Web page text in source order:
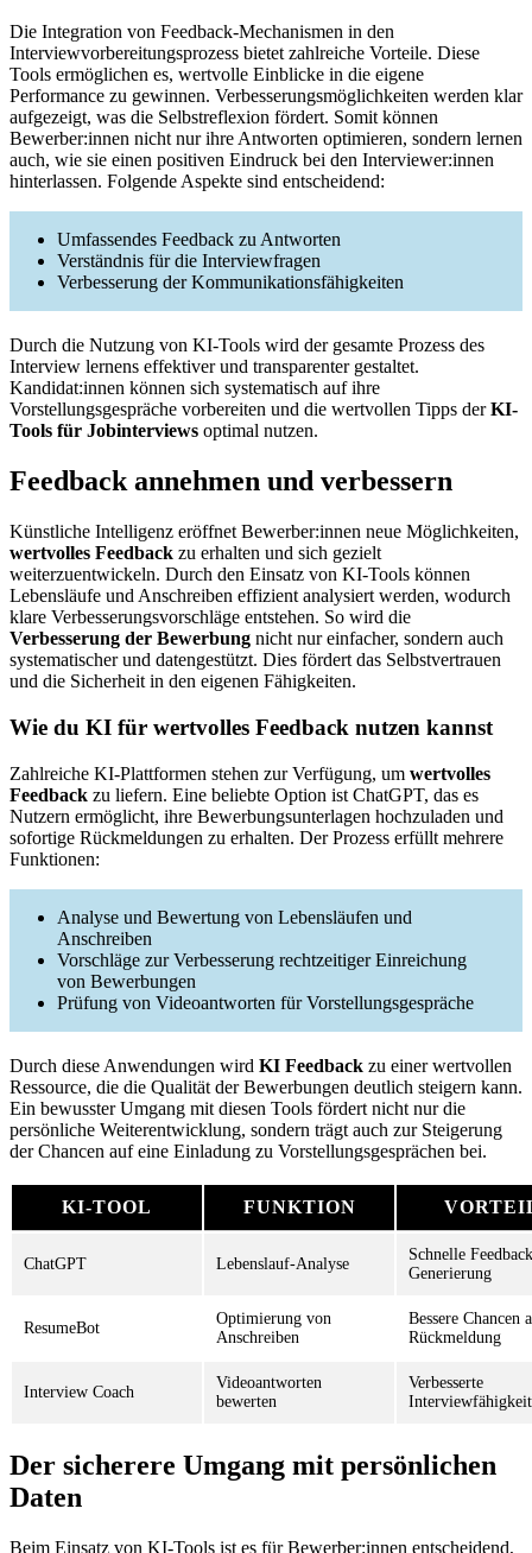
Die Integration von Feedback-Mechanismen in den
Interviewvorbereitungsprozess bietet zahlreiche Vorteile. Diese
Tools ermöglichen es, wertvolle Einblicke in die eigene
Performance zu gewinnen. Verbesserungsmöglichkeiten werden klar
aufgezeigt, was die Selbstreflexion fördert. Somit können
Bewerber:innen nicht nur ihre Antworten optimieren, sondern lernen
auch, wie sie einen positiven Eindruck bei den Interviewer:innen
hinterlassen. Folgende Aspekte sind entscheidend:
Umfassendes Feedback zu Antworten
Verständnis für die Interviewfragen
Verbesserung der Kommunikationsfähigkeiten
Durch die Nutzung von KI-Tools wird der gesamte Prozess des
Interview lernens effektiver und transparenter gestaltet.
Kandidat:innen können sich systematisch auf ihre
Vorstellungsgespräche vorbereiten und die wertvollen Tipps derKI-
Tools für Jobinterviews optimal nutzen.
Feedback annehmen und verbessern
Künstliche Intelligenz eröffnet Bewerber:innen neue Möglichkeiten,
wertvolles Feedback zu erhalten und sich gezielt
weiterzuentwickeln. Durch den Einsatz von KI-Tools können
Lebensläufe und Anschreiben effizient analysiert werden, wodurch
klare Verbesserungsvorschläge entstehen. So wird die
Verbesserung der Bewerbung nicht nur einfacher, sondern auch
systematischer und datengestützt. Dies fördert das Selbstvertrauen
und die Sicherheit in den eigenen Fähigkeiten.
Wie du KI für wertvolles Feedback nutzen kannst
Zahlreiche KI-Plattformen stehen zur Verfügung, um wertvolles
Feedback zu liefern. Eine beliebte Option ist ChatGPT, das es
Nutzern ermöglicht, ihre Bewerbungsunterlagen hochzuladen und
sofortige Rückmeldungen zu erhalten. Der Prozess erfüllt mehrere
Funktionen:
Analyse und Bewertung von Lebensläufen und
Anschreiben
Vorschläge zur Verbesserung rechtzeitiger Einreichung
von Bewerbungen
Prüfung von Videoantworten für Vorstellungsgespräche
Durch diese Anwendungen wird KI Feedback zu einer wertvollen
Ressource, die die Qualität der Bewerbungen deutlich steigern kann.
Ein bewusster Umgang mit diesen Tools fördert nicht nur die
persönliche Weiterentwicklung, sondern trägt auch zur Steigerung
der Chancen auf eine Einladung zu Vorstellungsgesprächen bei.
KI-TOOL FUNKTION
ChatGPT Lebenslauf-Analyse
Schnelle
Generierung
ResumeBot
Optimierung von
Anschreiben
Bessere Chancen
Rückmeldung
Interview Coach
Videoantworten
bewerten
Verbesserte
Der sicherere Umgang mit persönlichen
Daten
Beim Einsatz von KI-Tools ist es für Bewerber:innen entscheidend,